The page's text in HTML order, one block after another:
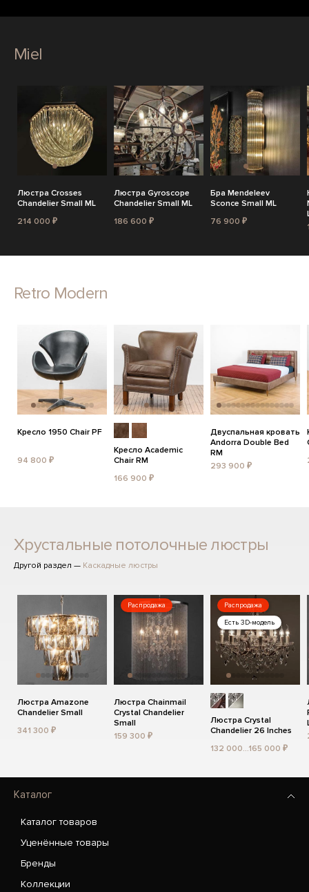
Miel
Люстра Crosses
Chandelier Small ML
214 000 ₽
Люстра Gyroscope
Chandelier Small ML
186 600 ₽
Бра Mendeleev
Sconce Small ML
76 900 ₽
Retro Modern
Кресло 1950 Chair PF
94 800 ₽
Кресло Academic
Chair RM
166 900 ₽
Двуспальная кровать
Andorra Double Bed
RM
293 900 ₽
Хрустальные потолочные люстры
Другой раздел — Каскадные люстры
Люстра Amazone
Chandelier Small
341 300 ₽
Распродажа
Люстра Chainmail
Crystal Chandelier
Small
159 300 ₽
Распродажа
Есть 3D-модель
Люстра Crystal
Chandelier 26 Inches
132 000...165 000 ₽
Каталог
Каталог товаров
Уценённые товары
Бренды
Коллекции